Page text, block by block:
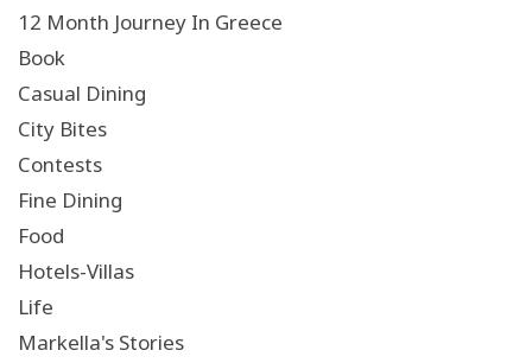
12 Month Journey In Greece
Book
Casual Dining
City Bites
Contests
Fine Dining
Food
Hotels-Villas
Life
Markella's Stories